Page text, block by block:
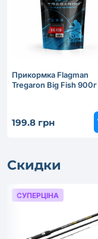
Прикормка Flagman
Tregaron Big Fish 900г
199.8 грн
Скидки
СУПЕРЦІНА